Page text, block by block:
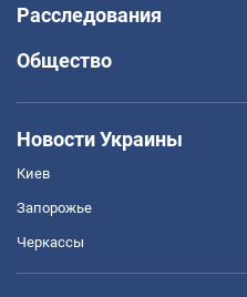
Расследования
Общество
Новости Украины
Киев
Запорожье
Черкассы